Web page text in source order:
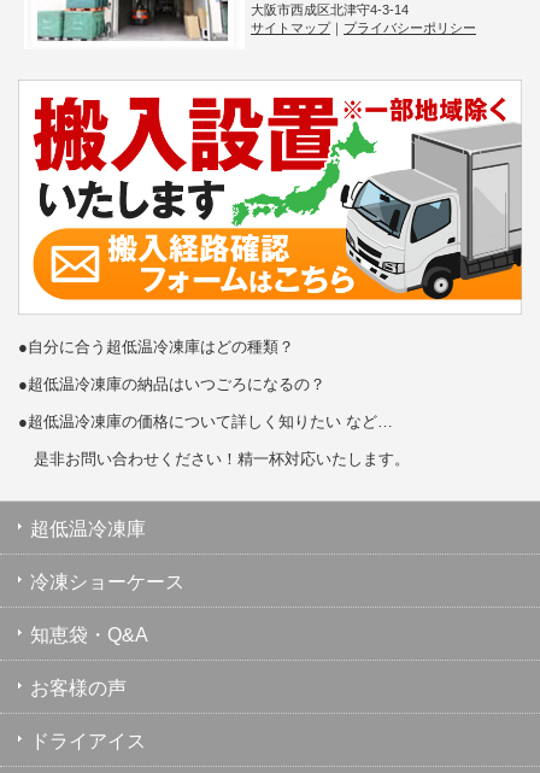
大阪市西成区北津守4-3-14
サイトマップ｜ プライバシーポリシー
●自分に合う超低温冷凍庫はどの種類？
●超低温冷凍庫の納品はいつごろになるの？
●超低温冷凍庫の価格について詳しく知りたい など…
是非お問い合わせください！精一杯対応いたします。
超低温冷凍庫
冷凍ショーケース
知恵袋・Q&A
お客様の声
ドライアイス